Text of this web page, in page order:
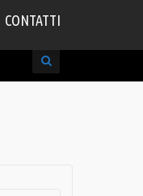
CONTATTI